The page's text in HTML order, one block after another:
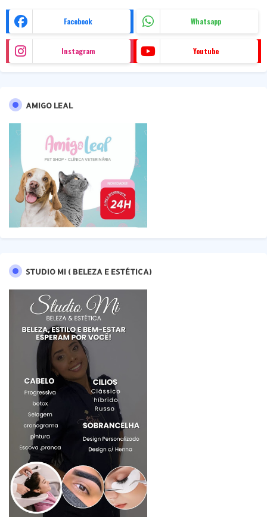
Facebook Whatsapp
Instagram Youtube
AMIGO LEAL
STUDIO MI ( BELEZA E ESTÉTICA)